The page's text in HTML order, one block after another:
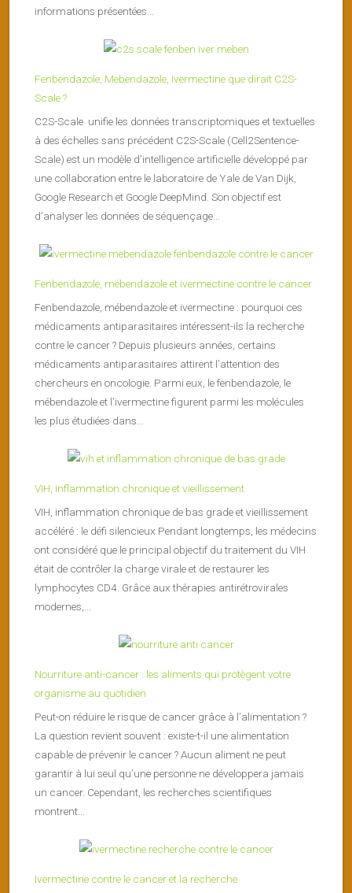
informations présentées...
Fenbendazole, Mebendazole, Ivermectine que dirait C2S-
Scale ?
C2S-Scale unifie les données transcriptomiques et textuelles
à des échelles sans précédent C2S-Scale (Cell2Sentence-
Scale) est un modèle d’intelligence artificielle développé par
une collaboration entre le laboratoire de Yale de Van Dijk,
Google Research et Google DeepMind. Son objectif est
d’analyser les données de séquençage...
Fenbendazole, mébendazole et ivermectine contre le cancer
Fenbendazole, mébendazole et ivermectine : pourquoi ces
médicaments antiparasitaires intéressent-ils la recherche
contre le cancer ? Depuis plusieurs années, certains
médicaments antiparasitaires attirent l’attention des
chercheurs en oncologie. Parmi eux, le fenbendazole, le
mébendazole et l’ivermectine figurent parmi les molécules
les plus étudiées dans...
VIH, inflammation chronique et vieillissement
VIH, inflammation chronique de bas grade et vieillissement
accéléré : le défi silencieux Pendant longtemps, les médecins
ont considéré que le principal objectif du traitement du VIH
était de contrôler la charge virale et de restaurer les
lymphocytes CD4. Grâce aux thérapies antirétrovirales
modernes,...
Nourriture anti-cancer : les aliments qui protègent votre
organisme au quotidien
Peut-on réduire le risque de cancer grâce à l’alimentation ?
La question revient souvent : existe-t-il une alimentation
capable de prévenir le cancer ? Aucun aliment ne peut
garantir à lui seul qu’une personne ne développera jamais
un cancer. Cependant, les recherches scientifiques
montrent...
Ivermectine contre le cancer et la recherche